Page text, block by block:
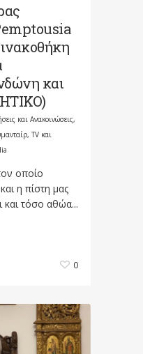
και
και Ανακοινώσεις,
TV και
οποίο
η πίστη μας
και τόσο αθώα...
0